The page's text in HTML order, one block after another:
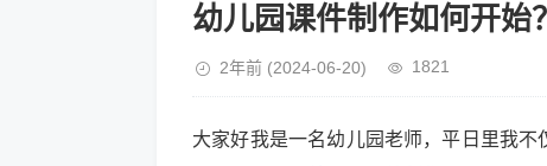
幼儿园课件制作如何开始
2年前 (2024-06-20) 1821
大家好我是一名幼儿园老师，平日里我